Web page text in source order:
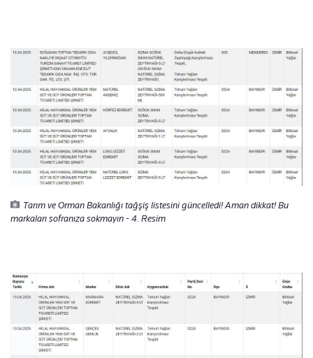
Tarım ve Orman Bakanlığı tağşiş listesini güncelledi! Aman dikkat! Bu
markaları sofranıza sokmayın - 4. Resim